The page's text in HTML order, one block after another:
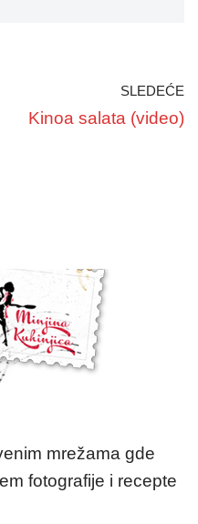
SLEDEĆE
Kinoa salata (video)
mrežama gde
fotografije i recepte